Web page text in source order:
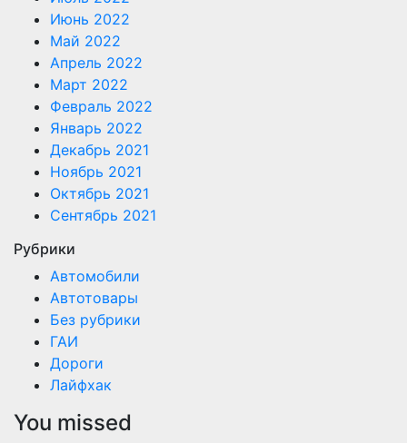
Июнь 2022
Май 2022
Апрель 2022
Март 2022
Февраль 2022
Январь 2022
Декабрь 2021
Ноябрь 2021
Октябрь 2021
Сентябрь 2021
Рубрики
Автомобили
Автотовары
Без рубрики
ГАИ
Дороги
Лайфхак
You missed